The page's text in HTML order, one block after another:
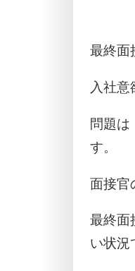
最終面
入社
問題は
す。
面接官
最終面
い状況